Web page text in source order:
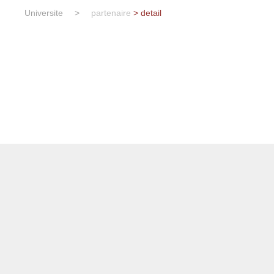
Universite > partenaire > detail